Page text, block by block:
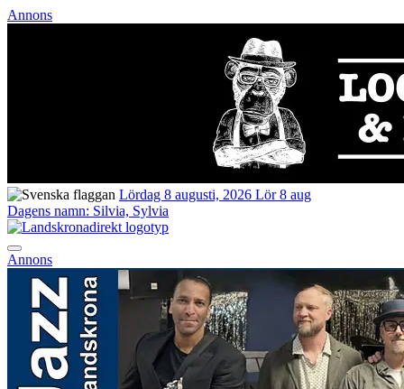
Annons
Lördag 8 augusti, 2026 Lör 8 aug
Dagens namn: Silvia, Sylvia
Annons